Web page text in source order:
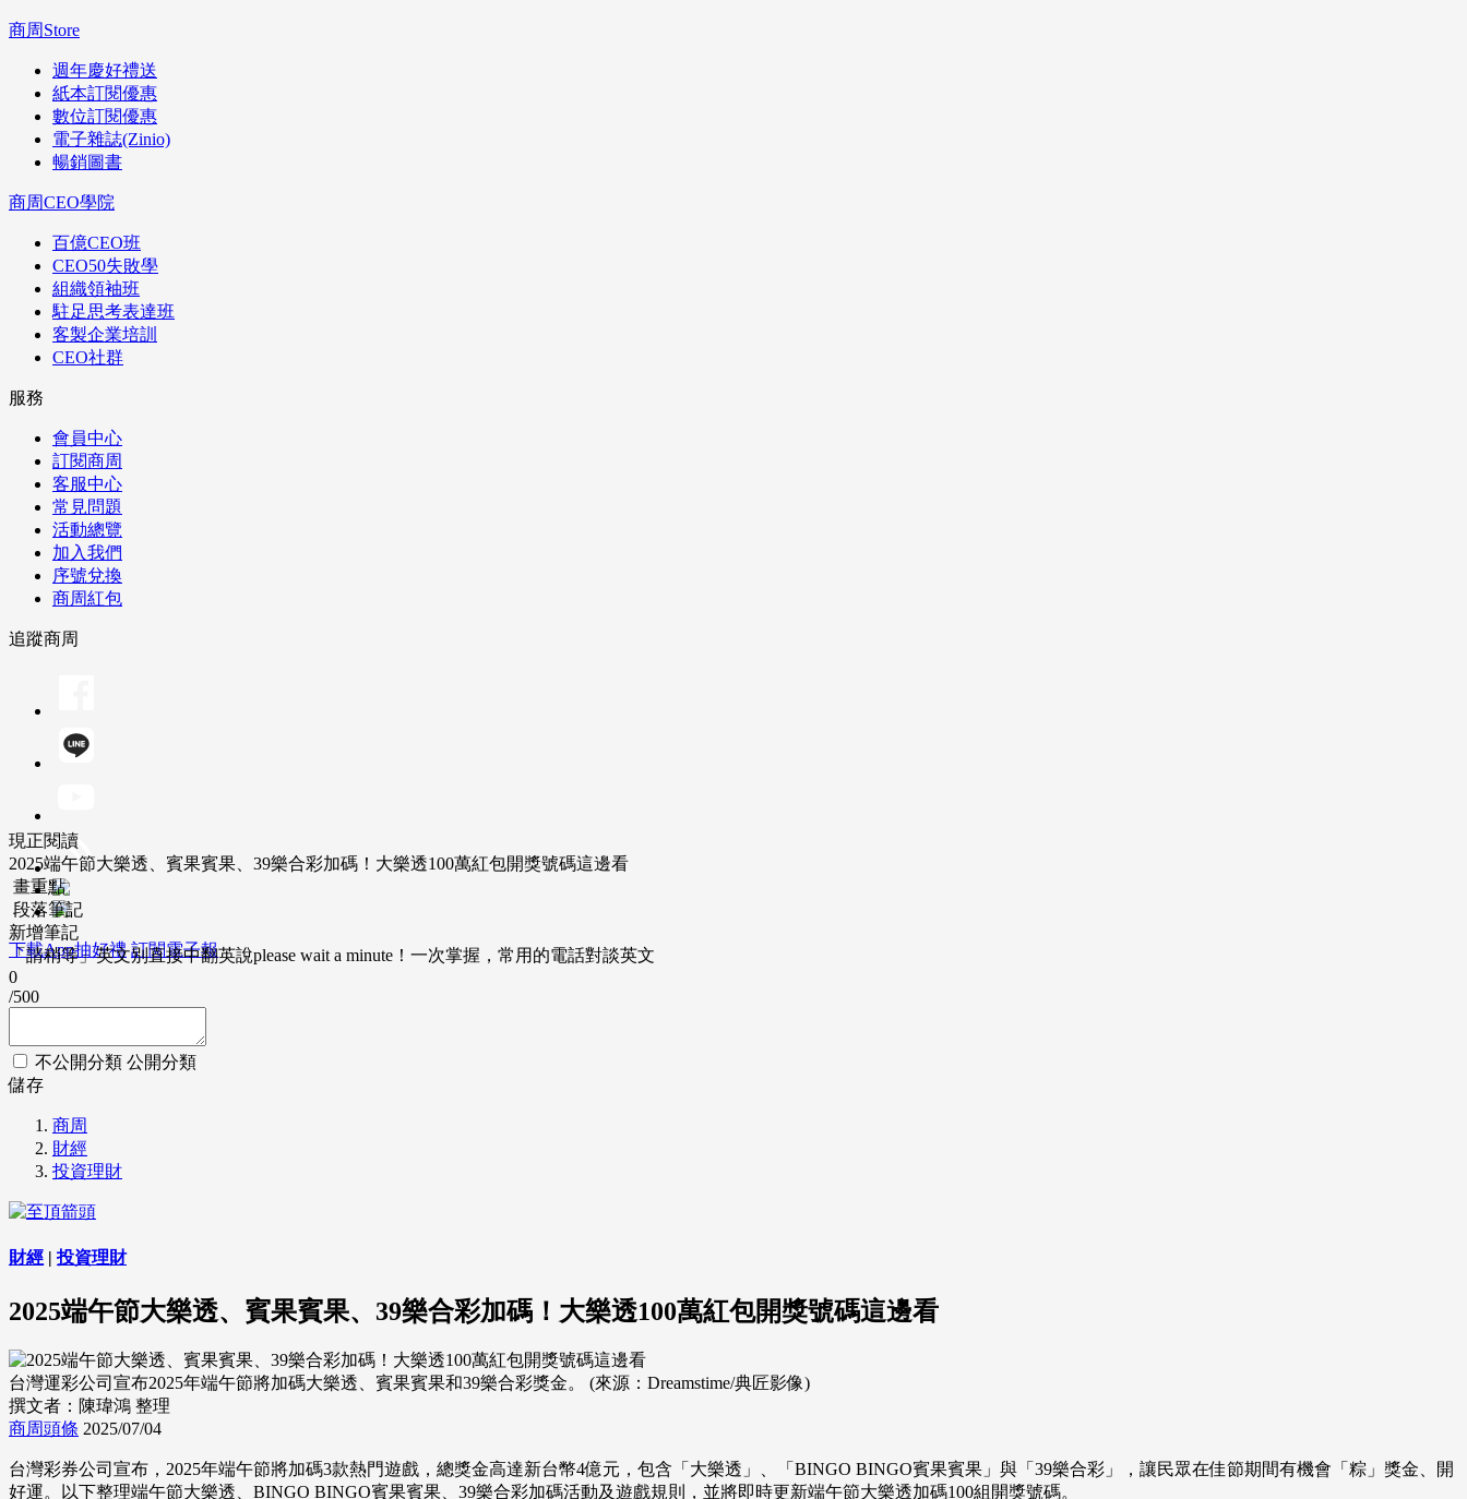
商周Store
週年慶好禮送
紙本訂閱優惠
數位訂閱優惠
電子雜誌(Zinio)
暢銷圖書
商周CEO學院
百億CEO班
CEO50失敗學
組織領袖班
駐足思考表達班
客製企業培訓
CEO社群
服務
會員中心
訂閱商周
客服中心
常見問題
活動總覽
加入我們
序號兌換
商周紅包
追蹤商周
下載App抽好禮 訂閱電子報
現正閱讀
2025端午節大樂透、賓果賓果、39樂合彩加碼！大樂透100萬紅包開獎號碼這邊看
畫重點
段落筆記
新增筆記
「請稍等」英文別直接中翻英說please wait a minute！一次掌握，常用的電話對談英文
0
/500
不公開分類 公開分類
儲存
商周
財經
投資理財
財經 | 投資理財
2025端午節大樂透、賓果賓果、39樂合彩加碼！大樂透100萬紅包開獎號碼這邊看
台灣運彩公司宣布2025年端午節將加碼大樂透、賓果賓果和39樂合彩獎金。 (來源：Dreamstime/典匠影像)
撰文者：陳瑋鴻 整理
商周頭條 2025/07/04
台灣彩券公司宣布，2025年端午節將加碼3款熱門遊戲，總獎金高達新台幣4億元，包含「大樂透」、「BINGO BINGO賓果賓果」與「39樂合彩」，讓民眾在佳節期間有機會「粽」獎金、開
好運。以下整理端午節大樂透、BINGO BINGO賓果賓果、39樂合彩加碼活動及遊戲規則，並將即時更新端午節大樂透加碼100組開獎號碼。